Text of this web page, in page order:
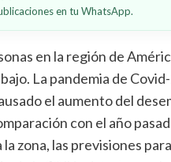
en tu WhatsApp.
en la región de
La pandemia de
el aumento del
con el año
zona, las previsiones